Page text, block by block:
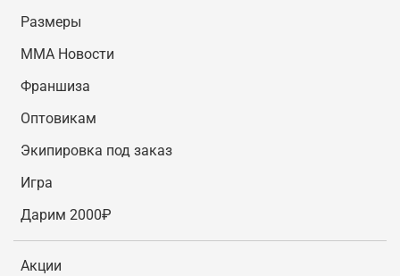
Размеры
MMA Новости
Франшиза
Оптовикам
Экипировка под заказ
Игра
Дарим 2000₽
Акции